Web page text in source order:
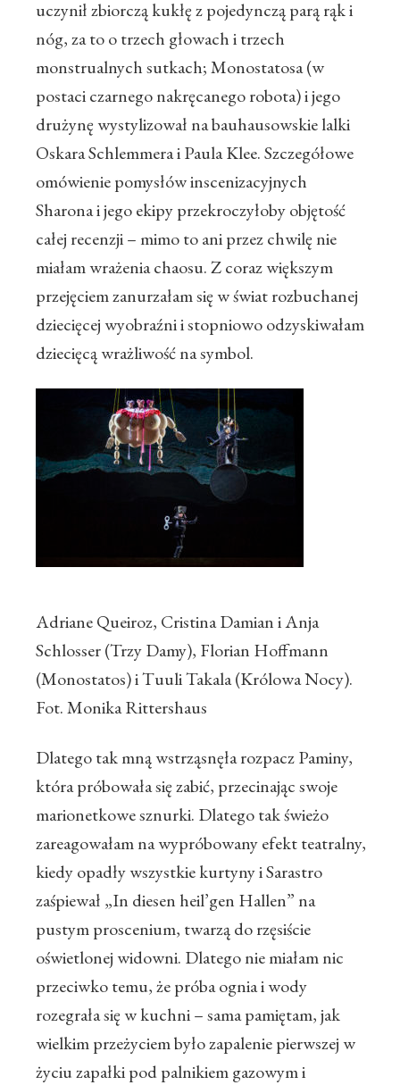
uczynił zbiorczą kukłę z pojedynczą parą rąk i
nóg, za to o trzech głowach i trzech
monstrualnych sutkach; Monostatosa (w
postaci czarnego nakręcanego robota) i jego
drużynę wystylizował na bauhausowskie lalki
Oskara Schlemmera i Paula Klee. Szczegółowe
omówienie pomysłów inscenizacyjnych
Sharona i jego ekipy przekroczyłoby objętość
całej recenzji – mimo to ani przez chwilę nie
miałam wrażenia chaosu. Z coraz większym
przejęciem zanurzałam się w świat rozbuchanej
dziecięcej wyobraźni i stopniowo odzyskiwałam
dziecięcą wrażliwość na symbol.
Adriane Queiroz, Cristina Damian i Anja
Schlosser (Trzy Damy), Florian Hoffmann
(Monostatos) i Tuuli Takala (Królowa Nocy).
Fot. Monika Rittershaus
Dlatego tak mną wstrząsnęła rozpacz Paminy,
która próbowała się zabić, przecinając swoje
marionetkowe sznurki. Dlatego tak świeżo
zareagowałam na wypróbowany efekt teatralny,
kiedy opadły wszystkie kurtyny i Sarastro
zaśpiewał „In diesen heil’gen Hallen” na
pustym proscenium, twarzą do rzęsiście
oświetlonej widowni. Dlatego nie miałam nic
przeciwko temu, że próba ognia i wody
rozegrała się w kuchni – sama pamiętam, jak
wielkim przeżyciem było zapalenie pierwszej w
życiu zapałki pod palnikiem gazowym i